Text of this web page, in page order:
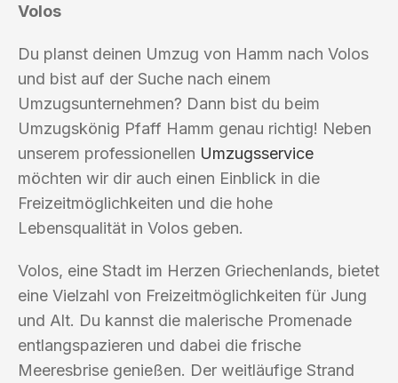
Volos
Du planst deinen Umzug von Hamm nach Volos
und bist auf der Suche nach einem
Umzugsunternehmen? Dann bist du beim
Umzugskönig Pfaff Hamm genau richtig! Neben
unserem professionellen Umzugsservice
möchten wir dir auch einen Einblick in die
Freizeitmöglichkeiten und die hohe
Lebensqualität in Volos geben.
Volos, eine Stadt im Herzen Griechenlands, bietet
eine Vielzahl von Freizeitmöglichkeiten für Jung
und Alt. Du kannst die malerische Promenade
entlangspazieren und dabei die frische
Meeresbrise genießen. Der weitläufige Strand